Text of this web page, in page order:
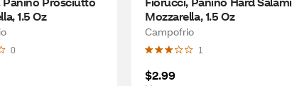
1.5 Oz
0
Mozzarella, 1.5 Oz
Campofrio
1
$2.99